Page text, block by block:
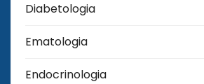
Diabetologia
Ematologia
Endocrinologia